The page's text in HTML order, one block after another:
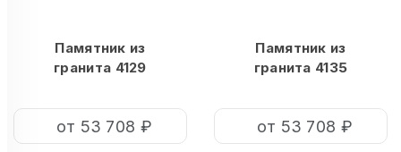
Памятник из
гранита 4129
от 53 708 ₽
Памятник из
гранита 4135
от 53 708 ₽